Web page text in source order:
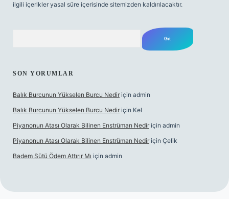
ilgili içerikler yasal süre içerisinde sitemizden kaldırılacaktır.
SON YORUMLAR
Balık Burcunun Yükselen Burcu Nedir için admin
Balık Burcunun Yükselen Burcu Nedir için Kel
Piyanonun Atası Olarak Bilinen Enstrüman Nedir için admin
Piyanonun Atası Olarak Bilinen Enstrüman Nedir için Çelik
Badem Sütü Ödem Attırır Mı için admin